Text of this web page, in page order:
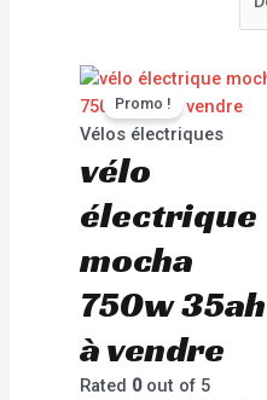
Promo !
Vélos électriques
vélo
électrique
mocha
750w 35ah
à vendre
Rated 0out of 5